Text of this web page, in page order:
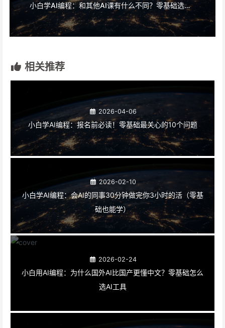
小白学AI编程：和其他AI课有什么不同？零基础选课必看
相关推荐
2026-04-06
小白学AI编程：报名前必读！零基础最关心的10个问题
2026-02-10
小白学AI编程：会AI的同事30分钟做完你3小时的活（零基
础也能学）
2026-02-24
小白用AI编程：为什么国外AI比国产更懂中文？零基础怎么
选AI工具